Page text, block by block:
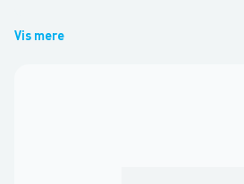
Vis mere